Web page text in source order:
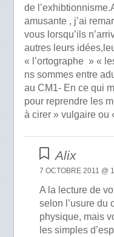
de
amusante , j’ai
vous lorsqu’ils
autres leurs
« l’ortographe » «
ns sommes entre
au CM1- En ce qui
pour reprendre les
à cirer » vulgaire ou
Alix
7 OCTOBRE 2011 @
A la lecture de
selon l’usure du
physique, mais
les simples